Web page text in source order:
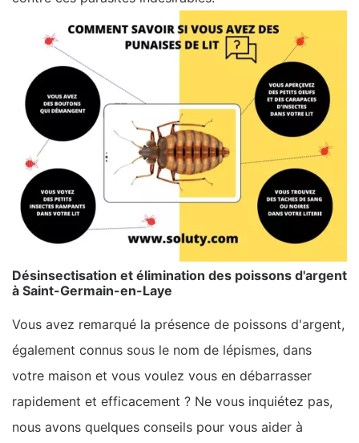
Désinsectisation et élimination des poissons d'argent
à Saint-Germain-en-Laye
Vous avez remarqué la présence de poissons d'argent,
également connus sous le nom de lépismes, dans
votre maison et vous voulez vous en débarrasser
rapidement et efficacement ? Ne vous inquiétez pas,
nous avons quelques conseils pour vous aider à